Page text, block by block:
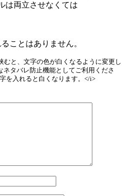
は両立させなくては
ことはありません。
むと、文字の色が白くなるように変更し
ネタバレ防止機能としてご利用くださ
を入れると白くなります。</i>